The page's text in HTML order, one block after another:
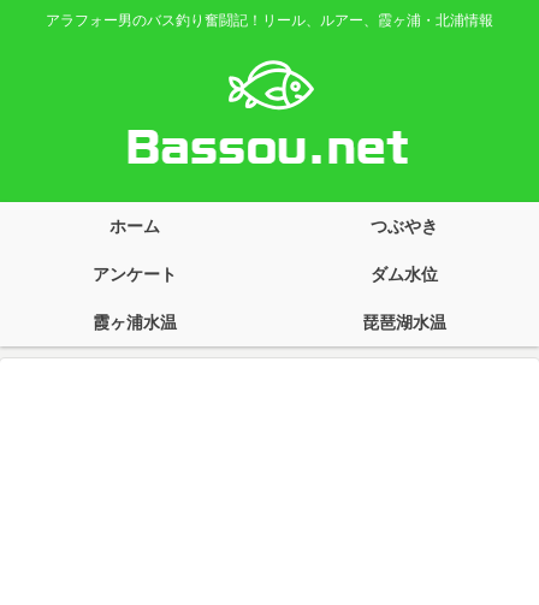
アラフォー男のバス釣り奮闘記！リール、ルアー、霞ヶ浦・北浦情報
ホーム つぶやき
アンケート ダム水位
霞ヶ浦水温 琵琶湖水温